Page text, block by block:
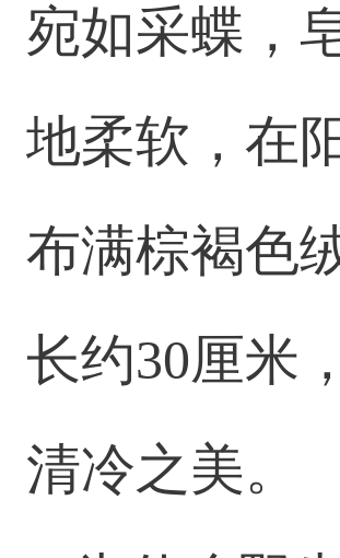
宛如采蝶，
地柔软，在
布满棕褐色
长约30厘米
清冷之美。